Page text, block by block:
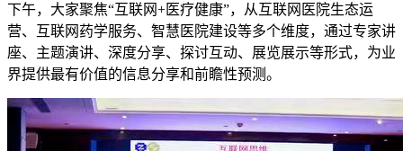
下午，大家聚焦“互联网+医疗健康”，从互联网医院生态运
营、互联网药学服务、智慧医院建设等多个维度，通过专家讲
座、主题演讲、深度分享、探讨互动、展览展示等形式，为业
界提供最有价值的信息分享和前瞻性预测。